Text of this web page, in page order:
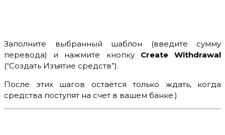
Заполните выбранный шаблон (введите сумму
перевода) и нажмите кнопку Create Withdrawal
(“Создать Изъятие средств”).
После этих шагов остаётся только ждать, когда
средства поступят на счет в вашем банке.)